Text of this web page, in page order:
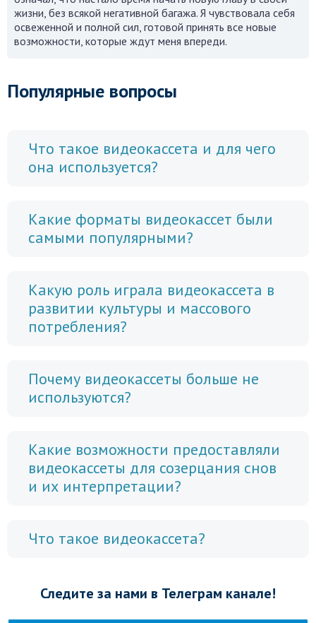
жизни, без всякой негативной багажа. Я чувствовала себя
освеженной и полной сил, готовой принять все новые
возможности, которые ждут меня впереди.
Популярные вопросы
Что такое видеокассета и для чего
она используется?
Какие форматы видеокассет были
самыми популярными?
Какую роль играла видеокассета в
развитии культуры и массового
потребления?
Почему видеокассеты больше не
используются?
Какие возможности предоставляли
видеокассеты для созерцания снов
и их интерпретации?
Что такое видеокассета?
Следите за нами в Телеграм канале!